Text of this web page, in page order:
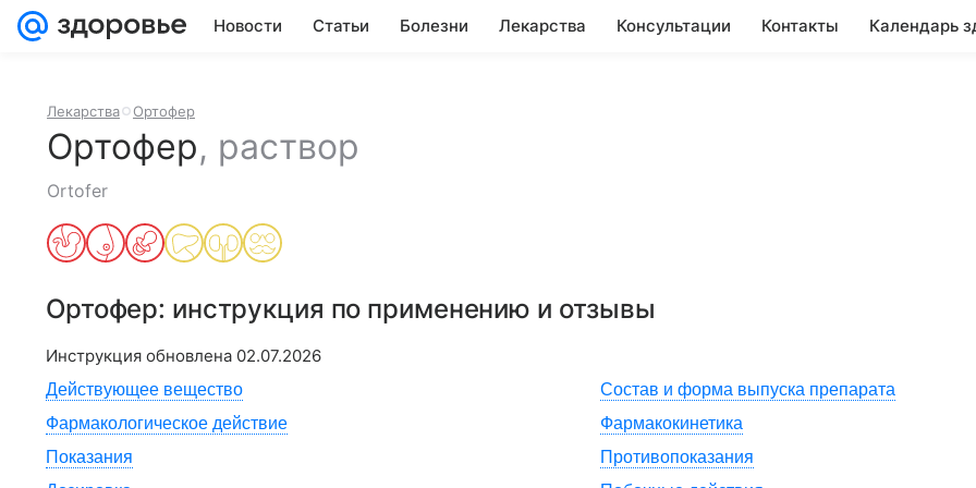
Новости Статьи Болезни Лекарства Консультации Контакты Календарь
Лекарства Ортофер
Ортофер, раствор
Ortofer
Ортофер: инструкция по применению и отзывы
Инструкция обновлена 02.07.2026
Действующее вещество
Состав и форма выпуска препарата
Фармакологическое действие
Фармакокинетика
Показания
Противопоказания